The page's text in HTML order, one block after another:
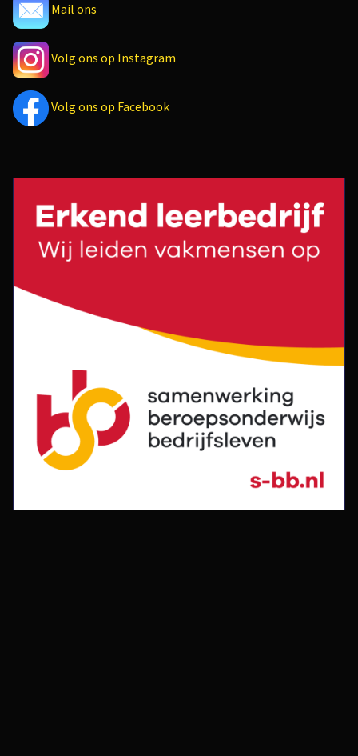
Mail ons
Volg ons op Instagram
Volg ons op Facebook